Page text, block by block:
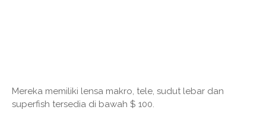
Mereka memiliki lensa makro, tele, sudut lebar dan
superfish tersedia di bawah $ 100.